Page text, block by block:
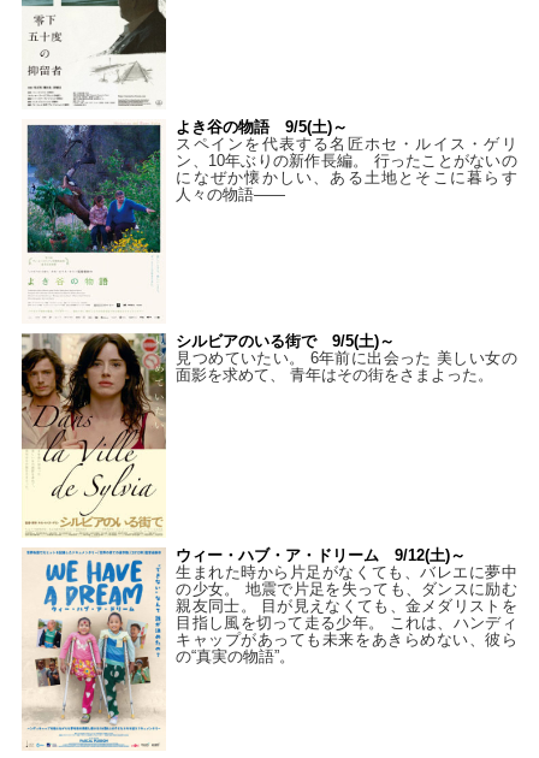
よき谷の物語 9/5(土)～
スペインを代表する名匠ホセ・ルイス・ゲリ
ン、10年ぶりの新作長編。 行ったことがないの
になぜか懐かしい、ある土地とそこに暮らす
人々の物語――
シルビアのいる街で 9/5(土)～
見つめていたい。 6年前に出会った 美しい女の
面影を求めて、 青年はその街をさまよった。
ウィー・ハブ・ア・ドリーム 9/12(土)～
生まれた時から片足がなくても、バレエに夢中
の少女。 地震で片足を失っても、ダンスに励む
親友同士。 目が見えなくても、金メダリストを
目指し風を切って走る少年。 これは、ハンディ
キャップがあっても未来をあきらめない、彼ら
の“真実の物語”。